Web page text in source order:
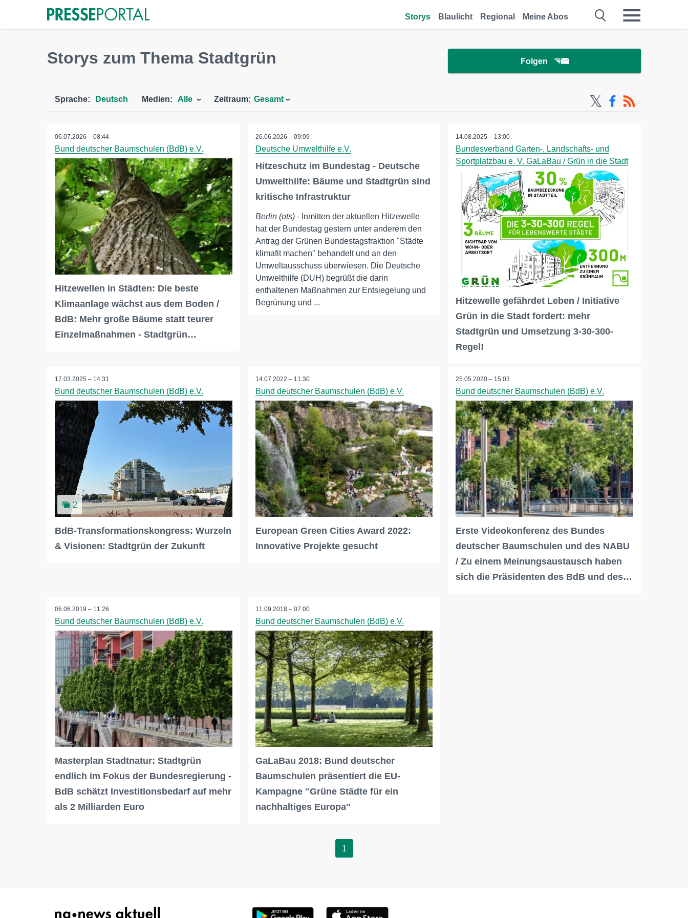
Storys Blaulicht Regional Meine Abos
Storys zum Thema Stadtgrün Folgen
Sprache: Deutsch Medien: Alle Zeitraum: Gesamt
06.07.2026 – 08:44
Bund deutscher Baumschulen (BdB) e.V.
Hitzewellen in Städten: Die beste
Klimaanlage wächst aus dem Boden /
BdB: Mehr große Bäume statt teurer
Einzelmaßnahmen - Stadtgrün…
26.06.2026 – 09:09
Deutsche Umwelthilfe e.V.
Hitzeschutz im Bundestag - Deutsche
Umwelthilfe: Bäume und Stadtgrün sind
kritische Infrastruktur
Berlin (ots)- Inmitten der aktuellen Hitzewelle
hat der Bundestag gestern unter anderem den
Antrag der Grünen Bundestagsfraktion "Städte
klimafit machen" behandelt und an den
Umweltausschuss überwiesen. Die Deutsche
Umwelthilfe (DUH) begrüßt die darin
enthaltenen Maßnahmen zur Entsiegelung und
Begrünung und ...
14.08.2025 – 13:00
Bundesverband Garten-, Landschafts- und
Sportplatzbau e. V. GaLaBau / Grün in die Stadt
Hitzewelle gefährdet Leben / Initiative
Grün in die Stadt fordert: mehr
Stadtgrün und Umsetzung 3-30-300-
Regel!
17.03.2025 – 14:31
Bund deutscher Baumschulen (BdB) e.V.
2
BdB-Transformationskongress: Wurzeln
& Visionen: Stadtgrün der Zukunft
14.07.2022 – 11:30
Bund deutscher Baumschulen (BdB) e.V.
European Green Cities Award 2022:
Innovative Projekte gesucht
25.05.2020 – 15:03
Bund deutscher Baumschulen (BdB) e.V.
Erste Videokonferenz des Bundes
deutscher Baumschulen und des NABU
/ Zu einem Meinungsaustausch haben
sich die Präsidenten des BdB und des…
06.06.2019 – 11:26
Bund deutscher Baumschulen (BdB) e.V.
Masterplan Stadtnatur: Stadtgrün
endlich im Fokus der Bundesregierung -
BdB schätzt Investitionsbedarf auf mehr
als 2 Milliarden Euro
11.09.2018 – 07:00
Bund deutscher Baumschulen (BdB) e.V.
GaLaBau 2018: Bund deutscher
Baumschulen präsentiert die EU-
Kampagne "Grüne Städte für ein
nachhaltiges Europa"
1